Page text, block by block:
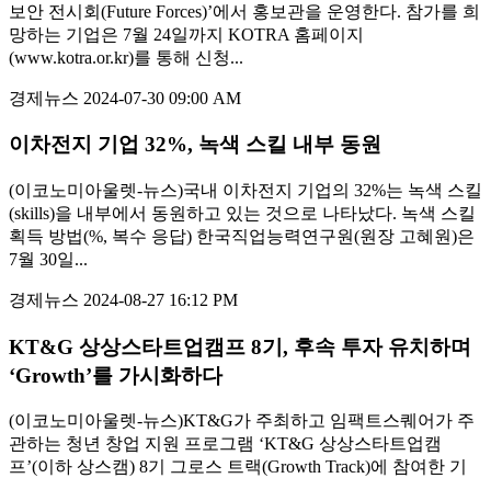
보안 전시회(Future Forces)’에서 홍보관을 운영한다. 참가를 희
망하는 기업은 7월 24일까지 KOTRA 홈페이지
(www.kotra.or.kr)를 통해 신청...
경제뉴스 2024-07-30 09:00 AM
이차전지 기업 32%, 녹색 스킬 내부 동원
(이코노미아울렛-뉴스)국내 이차전지 기업의 32%는 녹색 스킬
(skills)을 내부에서 동원하고 있는 것으로 나타났다. 녹색 스킬
획득 방법(%, 복수 응답) 한국직업능력연구원(원장 고혜원)은
7월 30일...
경제뉴스 2024-08-27 16:12 PM
KT&G 상상스타트업캠프 8기, 후속 투자 유치하며
‘Growth’를 가시화하다
(이코노미아울렛-뉴스)KT&G가 주최하고 임팩트스퀘어가 주
관하는 청년 창업 지원 프로그램 ‘KT&G 상상스타트업캠
프’(이하 상스캠) 8기 그로스 트랙(Growth Track)에 참여한 기